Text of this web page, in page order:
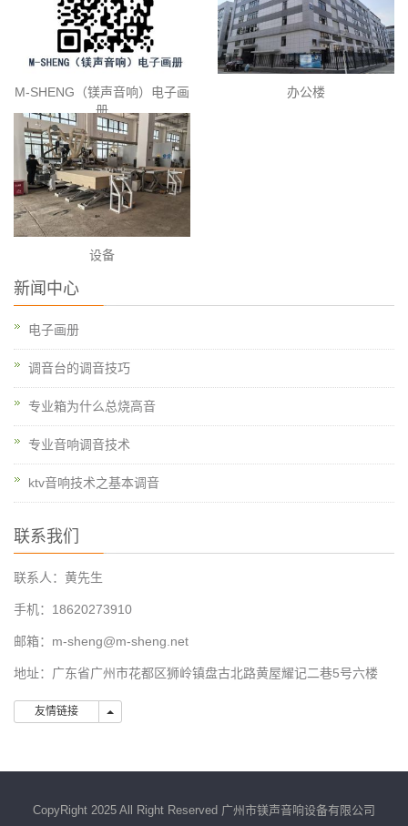
M-SHENG（镁声音响）电子画
册
办公楼
设备
新闻中心
电子画册
调音台的调音技巧
专业箱为什么总烧高音
专业音响调音技术
ktv音响技术之基本调音
联系我们
联系人：黄先生
手机：18620273910
邮箱：m-sheng@m-sheng.net
地址：广东省广州市花都区狮岭镇盘古北路黄屋耀记二巷5号六楼
友情链接 友情链接
CopyRight 2025 All Right Reserved 广州市镁声音响设备有限公司